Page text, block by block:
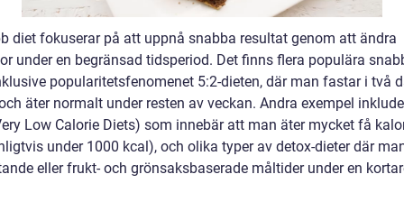
diet fokuserar på att uppnå snabba resultat genom att ändra
under en begränsad tidsperiod. Det finns flera populära
popularitetsfenomenet 5:2-dieten, där man fastar i två
äter normalt under resten av veckan. Andra exempel
Low Calorie Diets) som innebär att man äter mycket få
under 1000 kcal), och olika typer av detox-dieter där
eller frukt- och grönsaksbaserade måltider under en